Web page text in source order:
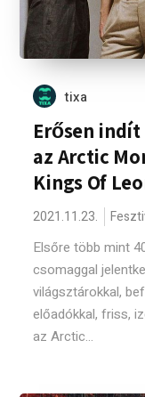
tixa
Erősen indít
az Arctic
Kings Of
2021.11.23.
Elsőre több mint
csomaggal
világsztárokkal,
előadókkal, friss,
az Arctic...